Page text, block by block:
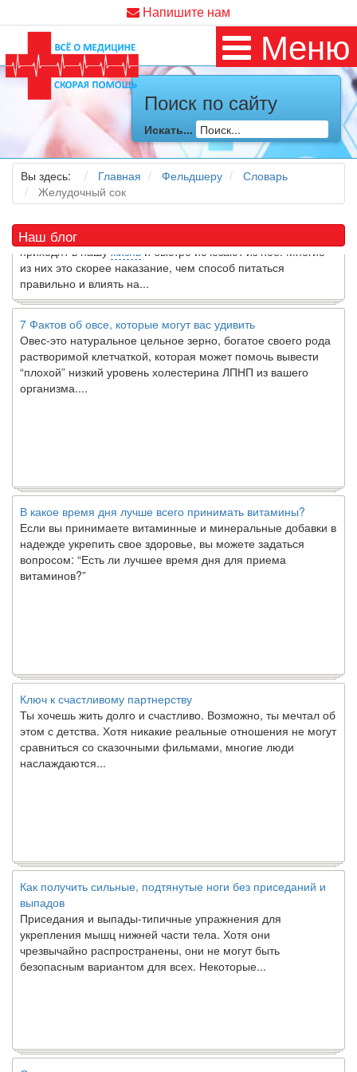
Напишите нам
Меню
Поиск по сайту
Искать...
Вы здесь: Главная Фельдшеру
Словарь
Желудочный сок
Наш блог
Как я заболел во время локдауна?
Это странная ситуация: вы соблюдали все меры
предосторожности COVID-19 (вы почти все время дома),
но, тем не менее, вы каким-то образом простудились. Вы
можете задаться...
Какдиетолог, я вижу, что многие причудливые диеты
приходят в нашужизньи быстро исчезают из нее. Многие
из них это скорее наказание, чем способ питаться
правильно и влиять на...
7 Фактов об овсе, которые могут вас удивить
Овес-это натуральное цельное зерно, богатое своего рода
растворимой клетчаткой, которая может помочь вывести
“плохой” низкий уровень холестерина ЛПНП из вашего
организма....
В какое время дня лучше всего принимать витамины?
Если вы принимаете витаминные и минеральные добавки в
надежде укрепить свое здоровье, вы можете задаться
вопросом: “Есть ли лучшее время дня для приема
витаминов?”
Ключ к счастливому партнерству
Ты хочешь жить долго и счастливо. Возможно, ты мечтал об
этом с детства. Хотя никакие реальные отношения не могут
сравниться со сказочными фильмами, многие люди
наслаждаются...
Как получить сильные, подтянутые ноги без приседаний и
выпадов
Приседания и выпады-типичные упражнения для
укрепления мышц нижней части тела. Хотя они
чрезвычайно распространены, они не могут быть
безопасным вариантом для всех. Некоторые...
Создана программа предсказывающая смерть человека с